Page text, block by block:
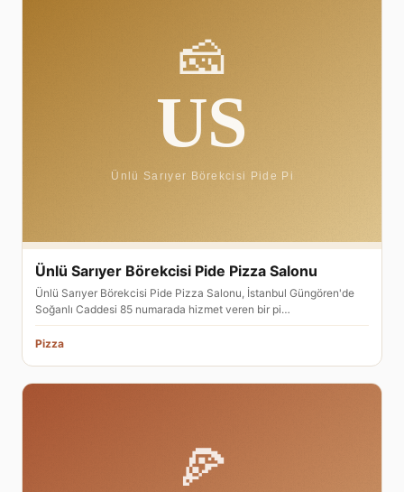
Ünlü Sarıyer Börekcisi Pide Pizza Salonu
Ünlü Sarıyer Börekcisi Pide Pizza Salonu, İstanbul Güngören'de
Soğanlı Caddesi 85 numarada hizmet veren bir pi…
Pizza